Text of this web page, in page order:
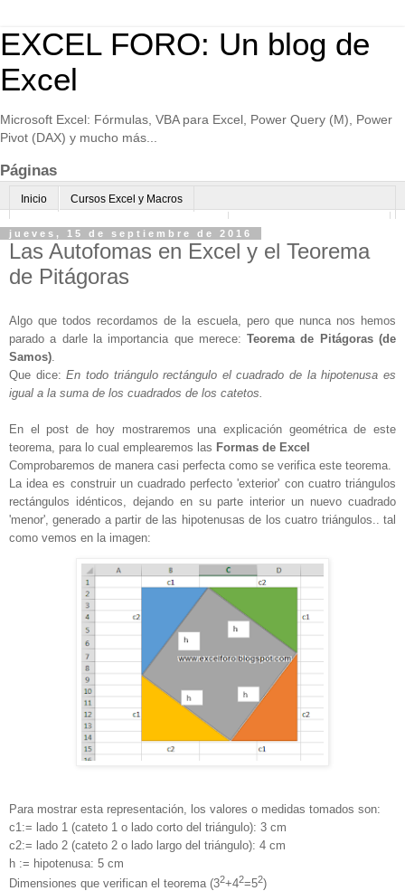
EXCEL FORO: Un blog de
Excel
Microsoft Excel: Fórmulas, VBA para Excel, Power Query (M), Power
Pivot (DAX) y mucho más...
Páginas
Inicio Cursos Excel y Macros
Excel Avanzado online-Microsoft Teams Consultoría avanzada Excel
Normas de uso Algo sobre mi
jueves, 15 de septiembre de 2016
Las Autofomas en Excel y el Teorema
de Pitágoras
Algo que todos recordamos de la escuela, pero que nunca nos hemos
parado a darle la importancia que merece:Teorema de Pitágoras (de
Samos)
Que dice:En todo triángulo rectángulo el cuadrado de la hipotenusa es
igual a la suma de los cuadrados de los catetos.
En el post de hoy mostraremos una explicación geométrica de este
teorema, para lo cual emplearemos las Formas de Excel
Comprobaremos de manera casi perfecta como se verifica este teorema.
La idea es construir un cuadrado perfecto 'exterior' con cuatro triángulos
rectángulos idénticos, dejando en su parte interior un nuevo cuadrado
'menor', generado a partir de las hipotenusas de los cuatro triángulos.. tal
como vemos en la imagen:
Para mostrar esta representación, los valores o medidas tomados son:
c1:= lado 1 (cateto 1 o lado corto del triángulo): 3 cm
c2:= lado 2 (cateto 2 o lado largo del triángulo): 4 cm
h := hipotenusa: 5 cm
Dimensiones que verifican el teorema (32+42=52)